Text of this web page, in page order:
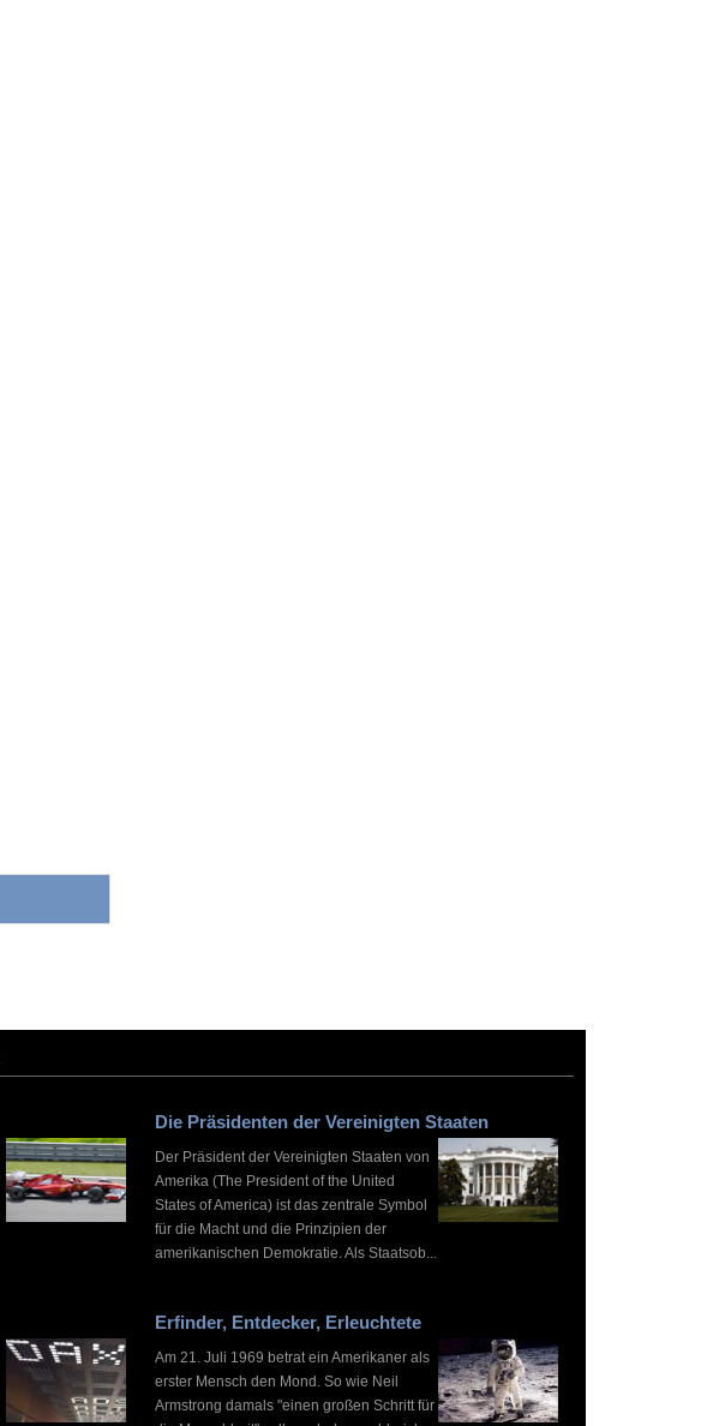
Die Präsidenten der Vereinigten Staaten
Der Präsident der Vereinigten Staaten von
Amerika (The President of the United
States of America) ist das zentrale Symbol
für die Macht und die Prinzipien der
amerikanischen Demokratie. Als Staatsob...
Erfinder, Entdecker, Erleuchtete
Am 21. Juli 1969 betrat ein Amerikaner als
erster Mensch den Mond. So wie Neil
Armstrong damals "einen großen Schritt für